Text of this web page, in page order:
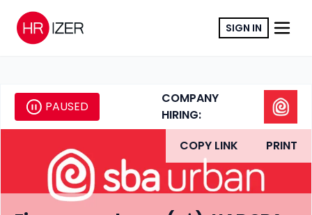
SIGN IN
PAUSED
COMPANY
HIRING:
COPY LINK
PRINT